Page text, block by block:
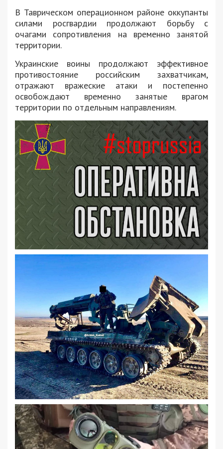
В Таврическом операционном районе оккупанты
силами росгвардии продолжают борьбу с
очагами сопротивления на временно занятой
территории.
Украинские воины продолжают эффективное
противостояние российским захватчикам,
отражают вражеские атаки и постепенно
освобождают временно занятые врагом
территории по отдельным направлениям.